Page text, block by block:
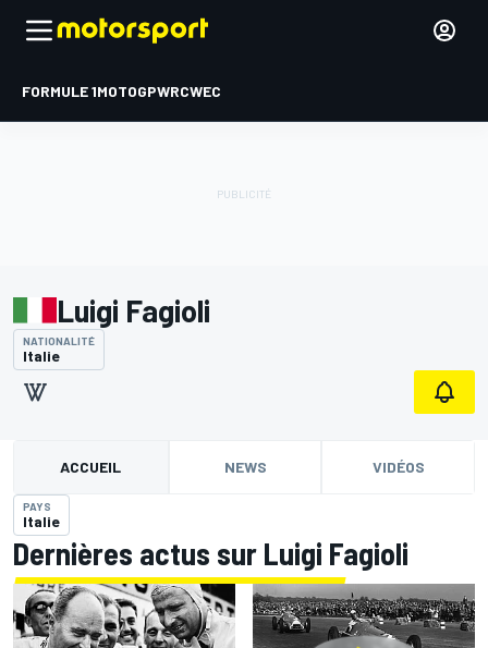
FORMULE 1MOTOGPWRCWEC
Luigi Fagioli
NATIONALITÉ
Italie
ACCUEIL NEWS VIDÉOS
PAYS
Italie
Dernières actus sur Luigi Fagioli